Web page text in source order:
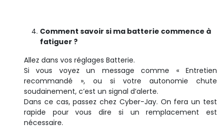
Comment savoir si ma batterie commence à
fatiguer ?
Allez dans vos réglages Batterie.
Si vous voyez un message comme « Entretien
recommandé », ou si votre autonomie chute
soudainement, c’est un signal d’alerte.
Dans ce cas, passez chez Cyber-Jay. On fera un test
rapide pour vous dire si un remplacement est
nécessaire.